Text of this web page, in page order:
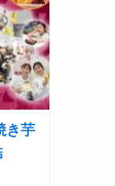
き芋